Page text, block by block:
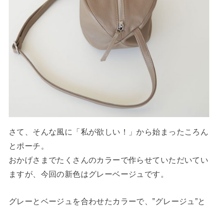
さて、そんな風に「私が欲しい！」から始まったころん
とポーチ。
おかげさまでたくさんのカラーで作らせていただいてい
ますが、今回の新色はグレーベージュです。
グレーとベージュを合わせたカラーで、”グレージュ”と